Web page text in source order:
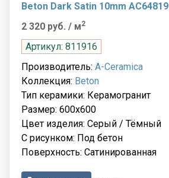
Beton Dark Satin 10mm AC64819
2 320 руб. / м2
Артикул: 811916
Производитель: A-Ceramica
Коллекция: Beton
Тип керамики: Керамогранит
Размер: 600x600
Цвет изделия: Серый / Тёмный
С рисунком: Под бетон
Поверхность: Сатинированная